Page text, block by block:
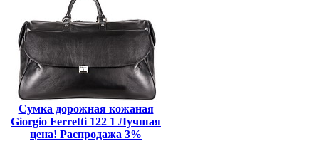
Сумка дорожная кожаная
Giorgio Ferretti 122 1 Лучшая
цена! Распродажа 3%